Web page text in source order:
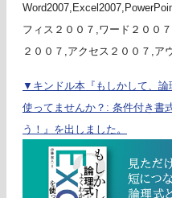
フィス２００７,ワード２００
２００７,アクセス２００７,ア
▼キンドル本『もしかして、
使ってませんか？: 条件付き書
う！』を出しました。